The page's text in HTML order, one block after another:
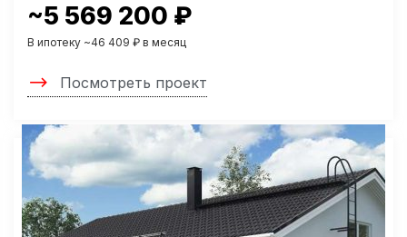
~5 569 200 ₽
В ипотеку ~46 409 ₽ в месяц
Посмотреть проект